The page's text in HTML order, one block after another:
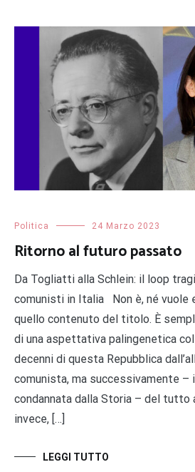
Politica 24 Marzo 2023
Ritorno al futuro passato
Da Togliatti alla Schlein: il loop
comunisti in Italia Non è, né vuole
quello contenuto del titolo. È
di una aspettativa palingenetica
decenni di questa Repubblica
comunista, ma successivamente –
condannata dalla Storia – del tutto
invece, […]
LEGGI TUTTO